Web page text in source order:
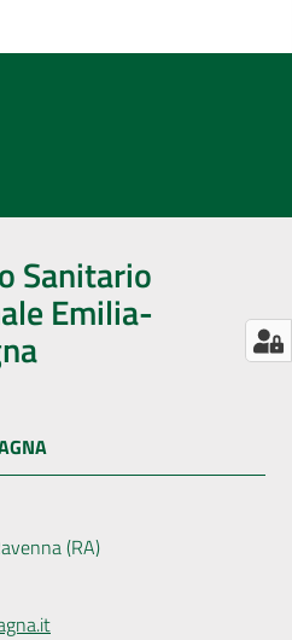
Sanitario
Emilia-
(RA)